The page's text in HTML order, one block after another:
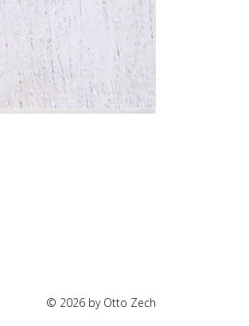
© 2026 by Otto Zech